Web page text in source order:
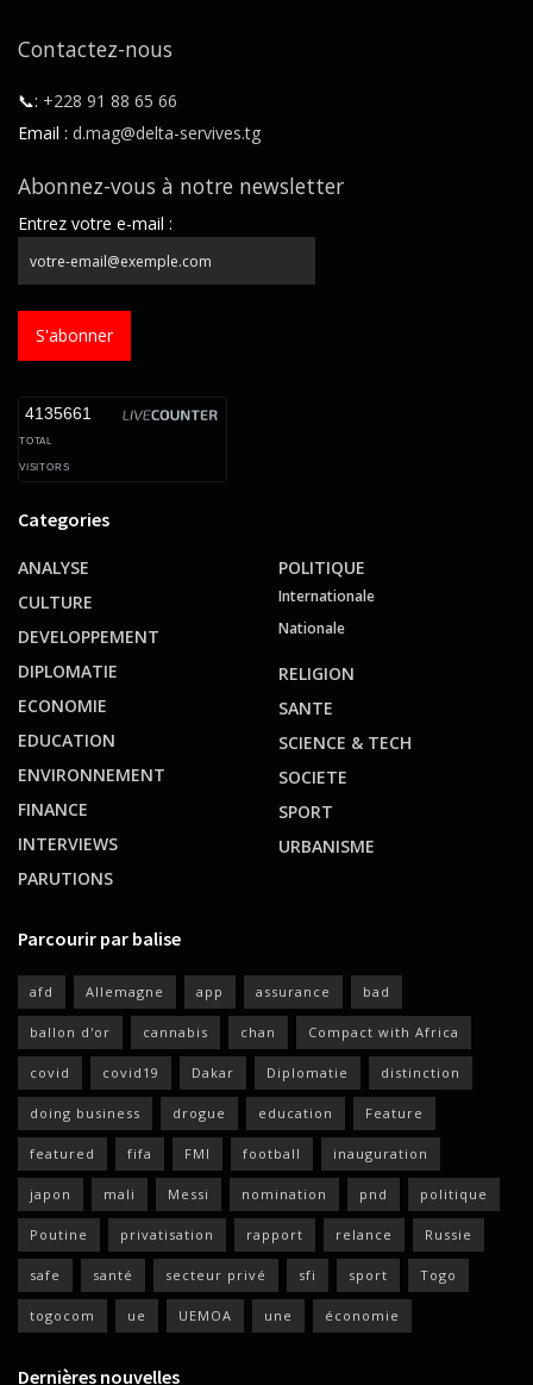
Contactez-nous
📞: +228 91 88 65 66
Email : d.mag@delta-servives.tg
Abonnez-vous à notre newsletter
Entrez votre e-mail :
S'abonner
4135661
TOTAL
VISITORS
Categories
ANALYSE
CULTURE
DEVELOPPEMENT
DIPLOMATIE
ECONOMIE
EDUCATION
ENVIRONNEMENT
FINANCE
INTERVIEWS
PARUTIONS
POLITIQUE
Internationale
Nationale
RELIGION
SANTE
SCIENCE & TECH
SOCIETE
SPORT
URBANISME
Parcourir par balise
afd Allemagne app assurance bad
ballon d'or cannabis chan Compact with Africa
covid covid19 Dakar Diplomatie distinction
doing business drogue education Feature
featured fifa FMI football inauguration
japon mali Messi nomination pnd politique
Poutine privatisation rapport relance Russie
safe santé secteur privé sfi sport Togo
togocom ue UEMOA une économie
Dernières nouvelles